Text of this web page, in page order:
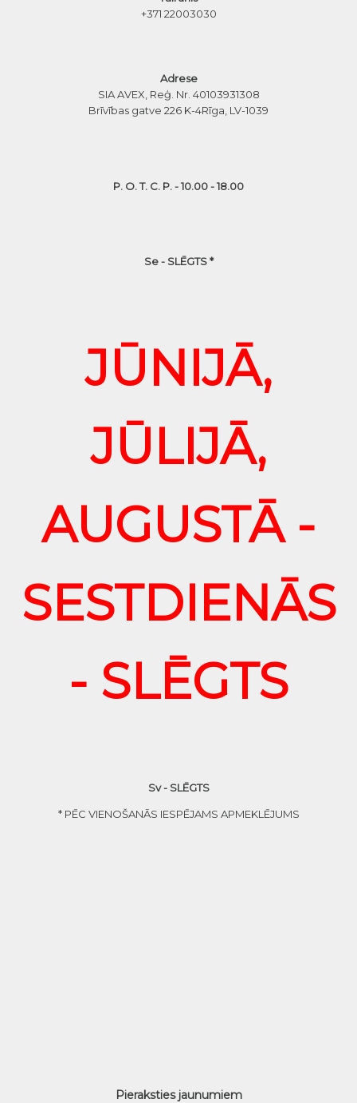
+371 22003030
Adrese
SIA AVEX, Reģ. Nr. 40103931308
Brīvības gatve 226 K-4Rīga, LV-1039
P. O. T. C. P. - 10.00 - 18.00
Se - SLĒGTS *
JŪNIJĀ,
JŪLIJĀ,
AUGUSTĀ -
SESTDIENĀS
- SLĒGTS
Sv - SLĒGTS
* PĒC VIENOŠANĀS IESPĒJAMS APMEKLĒJUMS
Pieraksties jaunumiem